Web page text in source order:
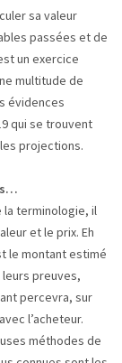
sa valeur
passées et de
un exercice
multitude de
évidences
qui se trouvent
projections.
la terminologie, il
et le prix. Eh
le montant estimé
preuves,
percevra, sur
l’acheteur.
méthodes de